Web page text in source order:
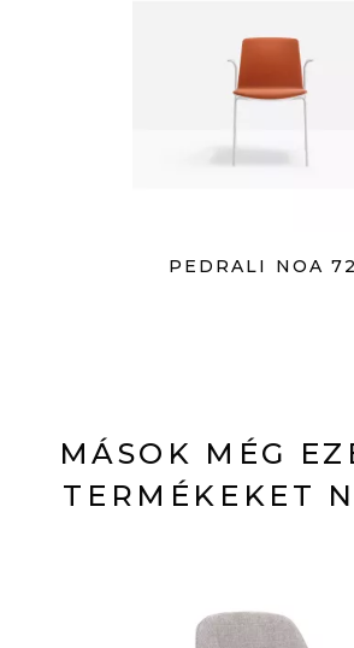
PEDRALI NOA
MÁSOK MÉG
TERMÉKEKET